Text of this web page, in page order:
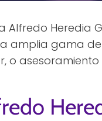
Alfredo Heredia
amplia gama
o